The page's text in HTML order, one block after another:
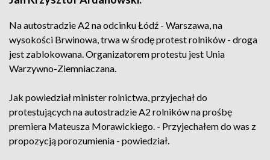
Na autostradzie A2 na odcinku Łódź - Warszawa, na
wysokości Brwinowa, trwa w środę protest rolników - droga
jest zablokowana. Organizatorem protestu jest Unia
Warzywno-Ziemniaczana.
Jak powiedział minister rolnictwa, przyjechał do
protestujących na autostradzie A2 rolników na prośbę
premiera Mateusza Morawickiego. - Przyjechałem do was z
propozycją porozumienia - powiedział.